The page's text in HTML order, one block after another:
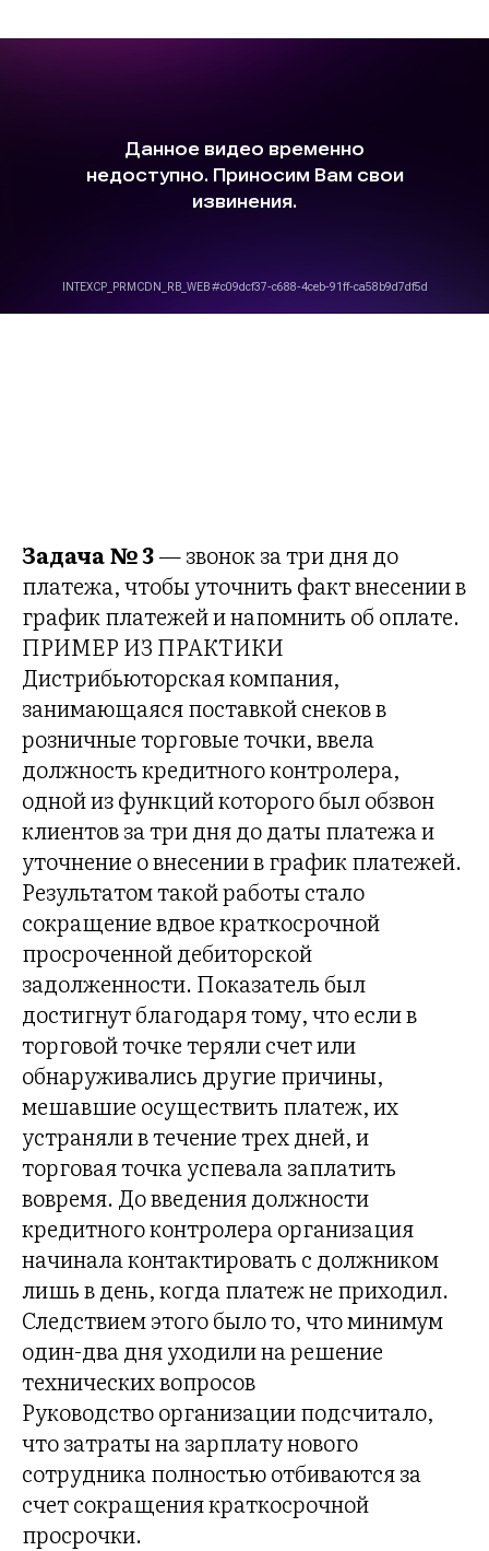
Задача № 3— звонок за три дня до
платежа, чтобы уточнить факт внесении в
график платежей и напомнить об оплате.
ПРИМЕР ИЗ ПРАКТИКИ
Дистрибьюторская компания,
занимающаяся поставкой снеков в
розничные торговые точки, ввела
должность кредитного контролера,
одной из функций которого был обзвон
клиентов за три дня до даты платежа и
уточнение о внесении в график платежей.
Результатом такой работы стало
сокращение вдвое краткосрочной
просроченной дебиторской
задолженности. Показатель был
достигнут благодаря тому, что если в
торговой точке теряли счет или
обнаруживались другие причины,
мешавшие осуществить платеж, их
устраняли в течение трех дней, и
торговая точка успевала заплатить
вовремя. До введения должности
кредитного контролера организация
начинала контактировать с должником
лишь в день, когда платеж не приходил.
Следствием этого было то, что минимум
один-два дня уходили на решение
технических вопросов
Руководство организации подсчитало,
что затраты на зарплату нового
сотрудника полностью отбиваются за
счет сокращения краткосрочной
просрочки.